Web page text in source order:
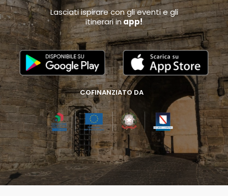
Lasciati ispirare con gli eventi e gli
itinerari inapp!
COFINANZIATO DA